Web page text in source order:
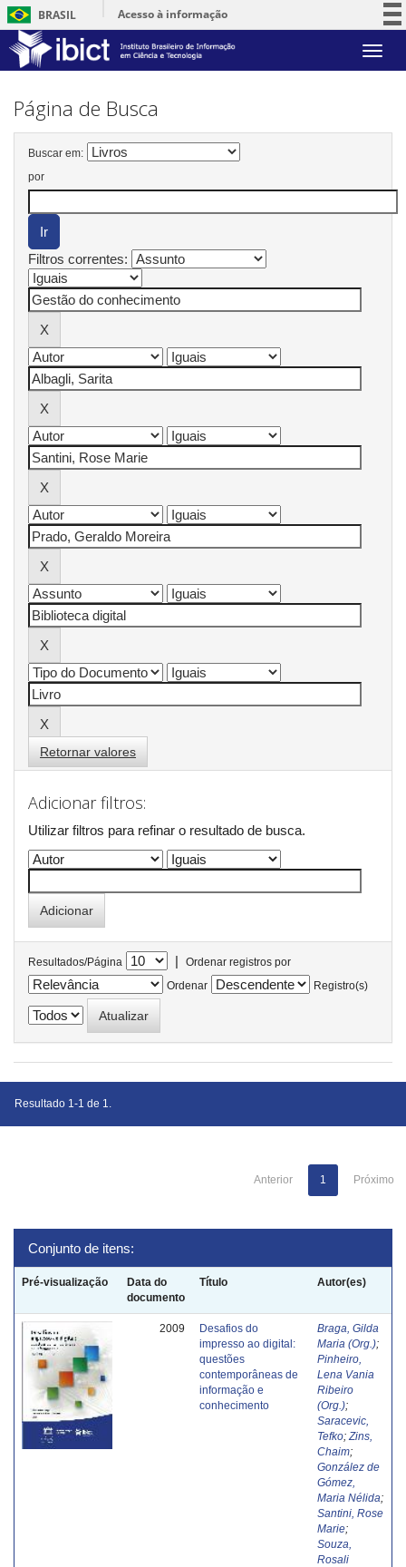
BRASIL
Acesso à informação
Serviços
Skip
Página de Busca
Buscar em:
por
Filtros correntes:
Retornar valores
Adicionar filtros:
Utilizar filtros para refinar o resultado de busca.
Resultados/Página |
Ordenar registros por
Ordenar
Registro(s)
Resultado 1-1 de 1.
Anterior 1 Próximo
Conjunto de itens:
Pré-visualização
Data do
documento
Título Autor(es)
2009
Desafios do
impresso ao digital:
questões
contemporâneas de
informação e
conhecimento
Braga, Gilda
Maria (Org.);
Pinheiro,
Lena Vania
Ribeiro
(Org.);
Saracevic,
Tefko; Zins,
Chaim;
González de
Gómez,
Maria Nélida;
Santini, Rose
Marie;
Souza,
Rosali